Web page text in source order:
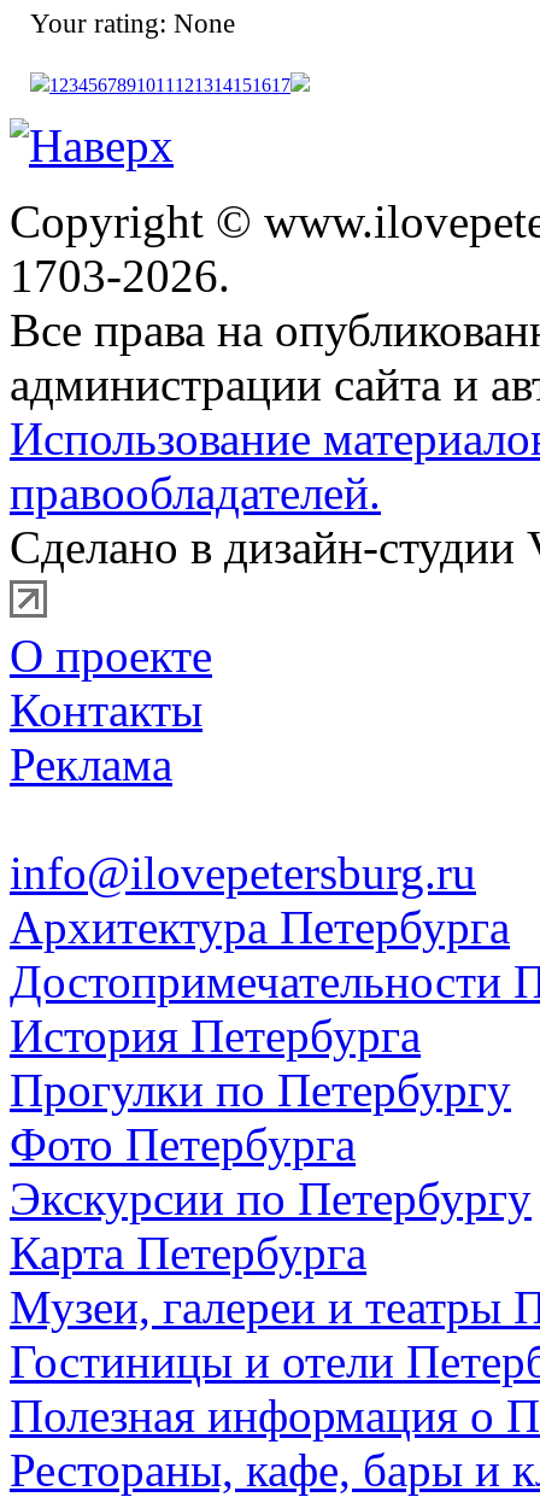
Your rating: None
1 234567891011 121314151617
Copyright ©
1703-2026.
Все права на
администрации сайта и
Использование
правообладателей.
Сделано в дизайн-студии
О проекте
Контакты
Реклама
info@ilovepetersburg.ru
Архитектура Петербурга
Достопримечательности
История Петербурга
Прогулки по Петербургу
Фото Петербурга
Экскурсии по Петербургу
Карта Петербурга
Музеи, галереи и театры
Гостиницы и отели
Полезная информация о
Рестораны, кафе, бары и